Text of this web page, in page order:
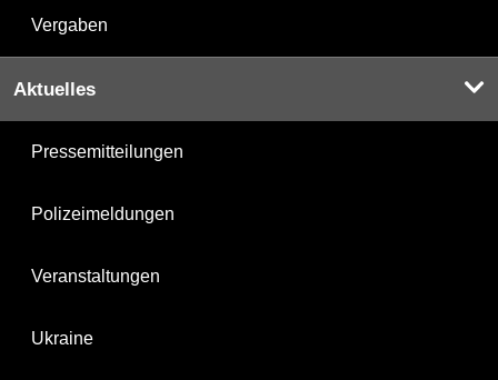
Vergaben
Aktuelles
Pressemitteilungen
Polizeimeldungen
Veranstaltungen
Ukraine